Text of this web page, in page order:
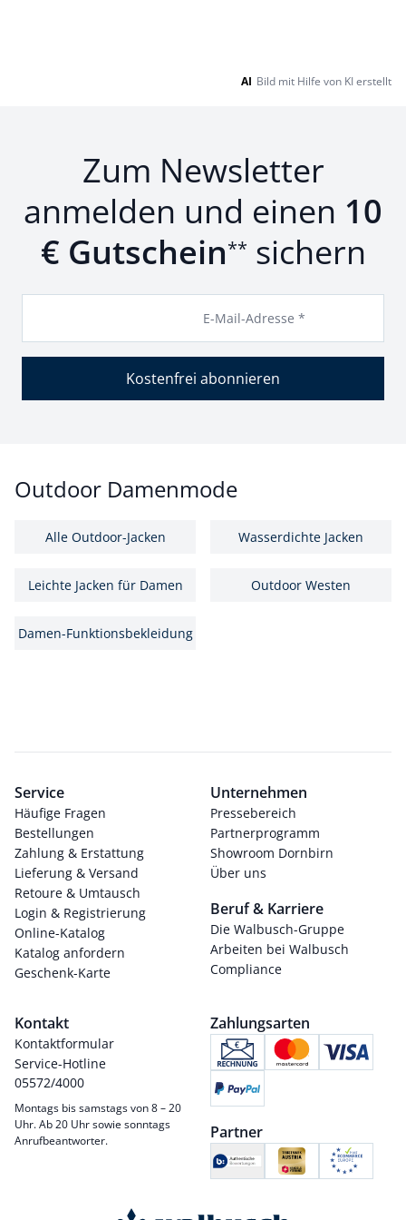
AI Bild mit Hilfe von KI erstellt
Zum Newsletter
anmelden und einen 10
€ Gutschein** sichern
E-Mail-Adresse *
Kostenfrei abonnieren
Outdoor Damenmode
Alle Outdoor-Jacken Wasserdichte Jacken
Leichte Jacken für Damen Outdoor Westen
Damen-Funktionsbekleidung
Service
Häufige Fragen
Bestellungen
Zahlung & Erstattung
Lieferung & Versand
Retoure & Umtausch
Login & Registrierung
Online-Katalog
Katalog anfordern
Geschenk-Karte
Unternehmen
Pressebereich
Partnerprogramm
Showroom Dornbirn
Über uns
Beruf & Karriere
Die Walbusch-Gruppe
Arbeiten bei Walbusch
Compliance
Kontakt
Kontaktformular
Service-Hotline
05572/4000
Montags bis samstags von 8 – 20
Uhr. Ab 20 Uhr sowie sonntags
Anrufbeantworter.
Zahlungsarten
Partner